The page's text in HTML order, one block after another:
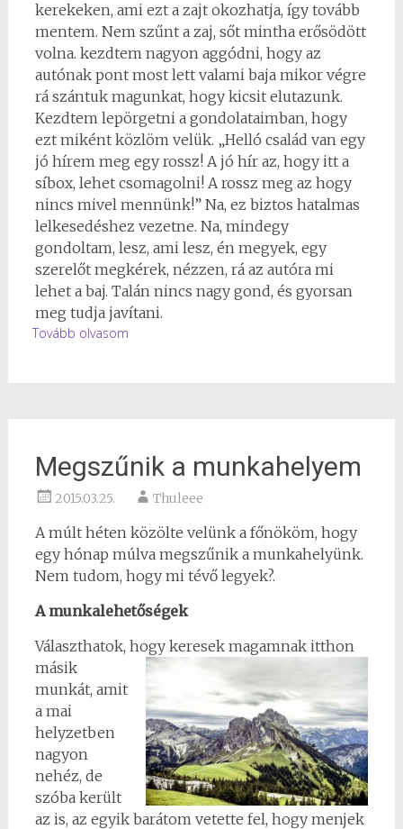
kerekeken, ami ezt a zajt okozhatja, így tovább
mentem. Nem szűnt a zaj, sőt mintha erősödött
volna. kezdtem nagyon aggódni, hogy az
autónak pont most lett valami baja mikor végre
rá szántuk magunkat, hogy kicsit elutazunk.
Kezdtem lepörgetni a gondolataimban, hogy
ezt miként közlöm velük. „Helló család van egy
jó hírem meg egy rossz! A jó hír az, hogy itt a
síbox, lehet csomagolni! A rossz meg az hogy
nincs mivel mennünk!” Na, ez biztos hatalmas
lelkesedéshez vezetne. Na, mindegy
gondoltam, lesz, ami lesz, én megyek, egy
szerelőt megkérek, nézzen, rá az autóra mi
lehet a baj. Talán nincs nagy gond, és gyorsan
meg tudja javítani.
Tovább olvasom
Megszűnik a munkahelyem
2015.03.25. Thuleee
A múlt héten közölte velünk a főnököm, hogy
egy hónap múlva megszűnik a munkahelyünk.
Nem tudom, hogy mi tévő legyek?.
A munkalehetőségek
Választhatok, hogy keresek magamnak itthon
másik
munkát, amit
a mai
helyzetben
nagyon
nehéz, de
szóba került
az is, az egyik barátom vetette fel, hogy menjek